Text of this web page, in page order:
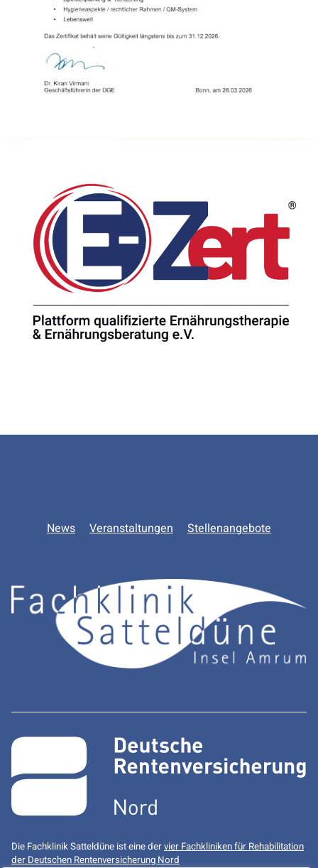
News Veranstaltungen Stellenangebote
Die Fachklinik Satteldüne ist eine dervier Fachkliniken für Rehabilitation
der Deutschen Rentenversicherung Nord